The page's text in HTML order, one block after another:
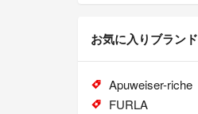
お気に入りブランド
Apuweiser-riche
FURLA